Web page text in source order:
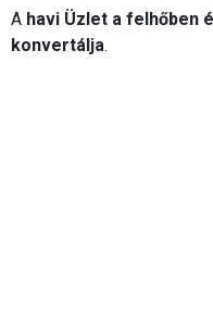
A havi Üzlet a felhőben
konvertálja.